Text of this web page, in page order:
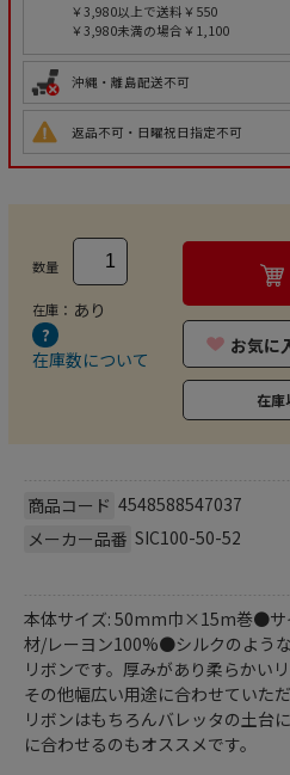
￥3,980以上で送料￥550
￥3,980未満の場合￥1,100
沖縄・離島配送不可
返品不可・日曜祝日指定不可
数量
在庫： あり
在庫数について
お気に
在庫
商品コード 4548588547037
メーカー品番 SIC100-50-52
本体サイズ: 50mm巾×15m巻●
材/レーヨン100%●シルクのよう
リボンです。厚みがあり柔らかい
その他幅広い用途に合わせていた
リボンはもちろんバレッタの土台
に合わせるのもオススメです。